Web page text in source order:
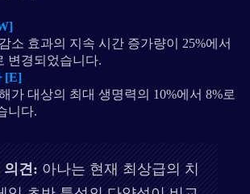
소 효과의 지속 시간 증가량이 25%에서
변경되었습니다.
[E]
가 대상의 최대 생명력의 10%에서 8%로
니다.
의견: 아나는 현재 최상급의 치